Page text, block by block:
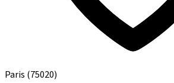
Paris (75020)